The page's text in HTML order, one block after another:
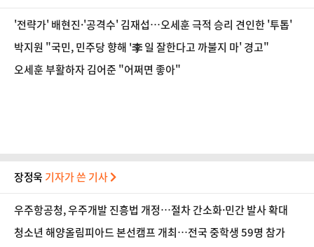
'전략가' 배현진·'공격수' 김재섭…오세훈 극적 승리 견인한 '투톱'
박지원 "국민, 민주당 향해 '李 일 잘한다고 까불지 마' 경고"
오세훈 부활하자 김어준 "어쩌면 좋아"
장정욱 기자가 쓴 기사
우주항공청, 우주개발 진흥법 개정…절차 간소화·민간 발사 확대
청소년 해양올림피아드 본선캠프 개최…전국 중학생 59명 참가